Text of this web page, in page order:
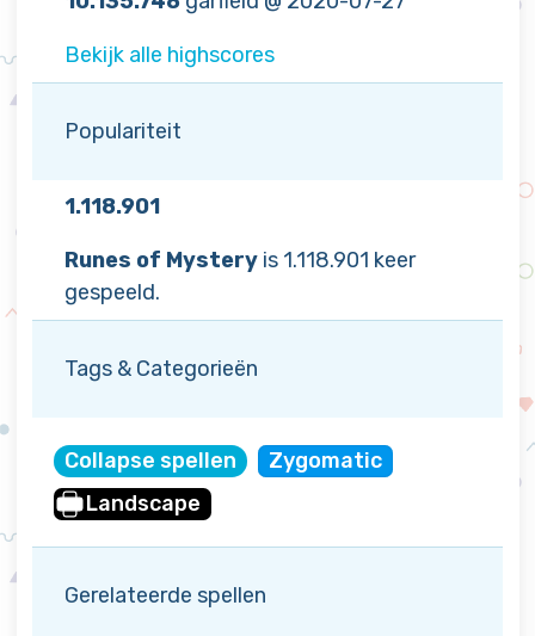
Bekijk alle highscores
Populariteit
1.118.901
Runes of Mystery is 1.118.901 keer
gespeeld.
Tags & Categorieën
Collapse spellen
Zygomatic
Landscape
Gerelateerde spellen